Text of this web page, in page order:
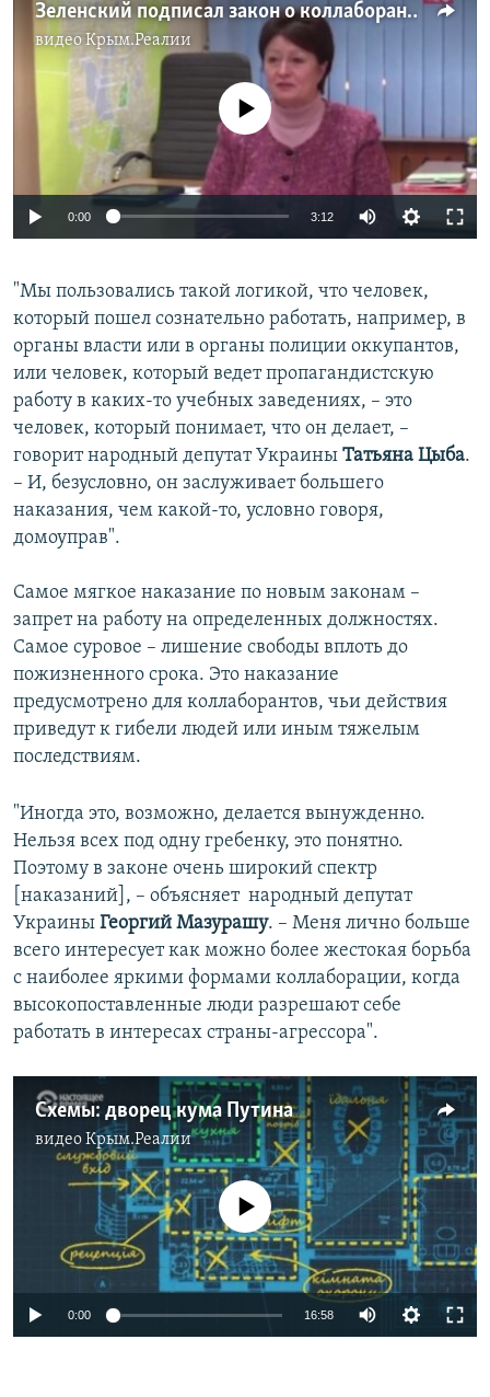
Зеленский подписал закон о коллаборантах: каких украинцев будут наказывать за сотрудничество с Россией?
видеоКрым.Реалии
Auto 240p 360p 480p
720p 1080p
No media source currently available
0:00 3:12
360p
480p
1080p
"Мы пользовались такой логикой, что человек,
который пошел сознательно работать, например, в
органы власти или в органы полиции оккупантов,
или человек, который ведет пропагандистскую
работу в каких-то учебных заведениях, – это
человек, который понимает, что он делает, – ​
говорит народный депутат Украины Татьяна Цыба.
– ​И, безусловно, он заслуживает большего
наказания, чем какой-то, условно говоря,
домоуправ".
Самое мягкое наказание по новым законам –
запрет на работу на определенных должностях.
Самое суровое – лишение свободы вплоть до
пожизненного срока. Это наказание
предусмотрено для коллаборантов, чьи действия
приведут к гибели людей или иным тяжелым
последствиям.
"Иногда это, возможно, делается вынужденно.
Нельзя всех под одну гребенку, это понятно.
Поэтому в законе очень широкий спектр
[наказаний], – ​объясняет ​ народный депутат
Украины Георгий Мазурашу. – Меня лично больше
всего интересует как можно более жестокая борьба
с наиболее яркими формами коллаборации, когда
высокопоставленные люди разрешают себе
работать в интересах страны-агрессора".
Схемы: дворец кума Путина
видеоКрым.Реалии
No media source currently available
0:00 16:58